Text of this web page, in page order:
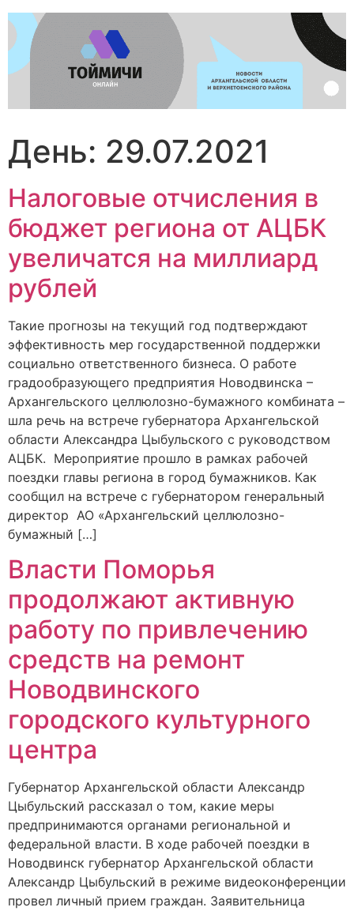
Перейти
содержимому
День: 29.07.2021
Налоговые отчисления в
бюджет региона от АЦБК
увеличатся на миллиард
рублей
Такие прогнозы на текущий год подтверждают
эффективность мер государственной поддержки
социально ответственного бизнеса. О работе
градообразующего предприятия Новодвинска –
Архангельского целлюлозно-бумажного комбината –
шла речь на встрече губернатора Архангельской
области Александра Цыбульского с руководством
АЦБК. Мероприятие прошло в рамках рабочей
поездки главы региона в город бумажников. Как
сообщил на встрече с губернатором генеральный
директор АО «Архангельский целлюлозно-
бумажный […]
Власти Поморья
продолжают активную
работу по привлечению
средств на ремонт
Новодвинского
городского культурного
центра
Губернатор Архангельской области Александр
Цыбульский рассказал о том, какие меры
предпринимаются органами региональной и
федеральной власти. В ходе рабочей поездки в
Новодвинск губернатор Архангельской области
Александр Цыбульский в режиме видеоконференции
провел личный прием граждан. Заявительница